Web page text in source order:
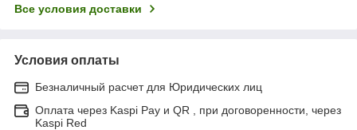
Все условия доставки
Условия оплаты
Безналичный расчет для Юридических лиц
Оплата через Kaspi Pay и QR , при договоренности, через
Kaspi Red